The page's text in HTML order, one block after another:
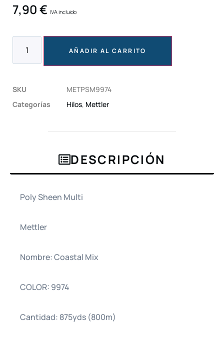
7,90€ IVA incluido
AÑADIR AL CARRITO
SKU
METPSM9974
Categorías
Hilos, Mettler
DESCRIPCIÓN
Poly Sheen Multi
Mettler
Nombre: Coastal Mix
COLOR: 9974
Cantidad: 875yds (800m)